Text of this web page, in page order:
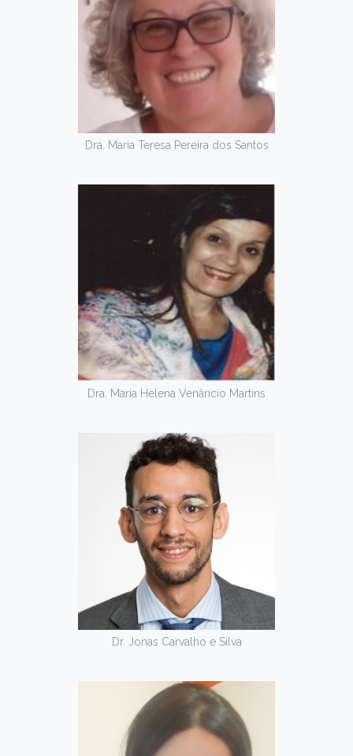
Dra. Maria Teresa Pereira dos Santos
Dra. Maria Helena Venâncio Martins
Dr. Jonas Carvalho e Silva